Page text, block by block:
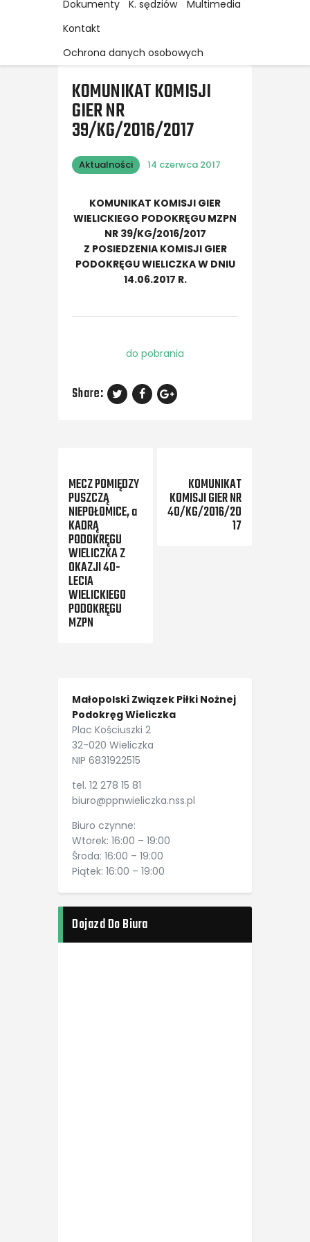
Dokumenty
K. sędziów
Multimedia
Kontakt
Ochrona danych osobowych
KOMUNIKAT KOMISJI
GIER NR
39/KG/2016/2017
Aktualności 14 czerwca 2017
KOMUNIKAT KOMISJI GIER
WIELICKIEGO PODOKRĘGU MZPN
NR 39/KG/2016/2017
Z POSIEDZENIA KOMISJI GIER
PODOKRĘGU WIELICZKA W DNIU
14.06.2017 R.
do pobrania
Share:
MECZ POMIĘDZY
PUSZCZĄ
NIEPOŁOMICE, a
KADRĄ
PODOKRĘGU
WIELICZKA Z
OKAZJI 40-
LECIA
WIELICKIEGO
PODOKRĘGU
MZPN
KOMUNIKAT
KOMISJI GIER NR
40/KG/2016/20
17
Małopolski Związek Piłki Nożnej
Podokręg Wieliczka
Plac Kościuszki 2
32-020 Wieliczka
NIP 6831922515
tel. 12 278 15 81
biuro@ppnwieliczka.nss.pl
Biuro czynne:
Wtorek: 16:00 – 19:00
Środa: 16:00 – 19:00
Piątek: 16:00 – 19:00
Dojazd Do Biura